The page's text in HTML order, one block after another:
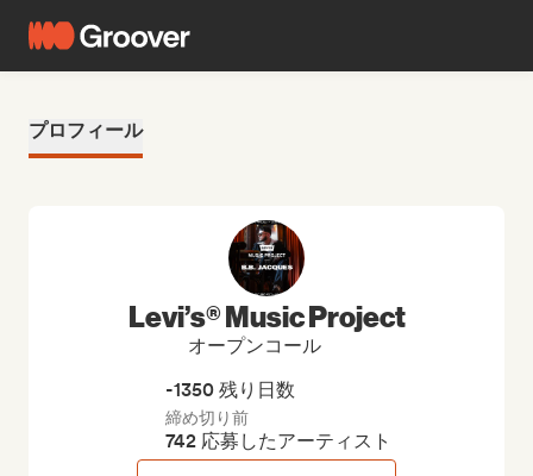
プロフィール
Levi’s® Music Project
オープンコール
-1350 残り日数
締め切り前
742 応募したアーティスト